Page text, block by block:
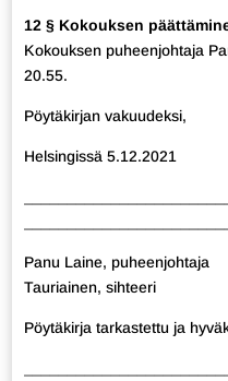
12 § Kokouksen
Kokouksen puheenjohtaja
20.55.
Pöytäkirjan vakuudeksi,
Helsingissä 5.12.2021
Panu Laine,
Tauriainen, sihteeri
Pöytäkirja tarkastettu ja